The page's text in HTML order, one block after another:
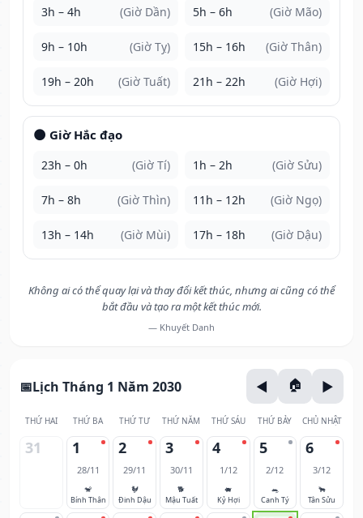
3h – 4h (Giờ Dần) 5h – 6h (Giờ Mão)
9h – 10h (Giờ Tỵ) 15h – 16h (Giờ Thân)
19h – 20h (Giờ Tuất) 21h – 22h (Giờ Hợi)
🌑 Giờ Hắc đạo
23h – 0h (Giờ Tí) 1h – 2h (Giờ Sửu)
7h – 8h (Giờ Thìn) 11h – 12h (Giờ Ngọ)
13h – 14h (Giờ Mùi) 17h – 18h (Giờ Dậu)
Không ai có thể quay lại và thay đổi kết thúc, nhưng ai cũng có thể
bắt đầu và tạo ra một kết thúc mới.
— Khuyết Danh
Lịch Tháng 1 Năm 2030
THỨ HAI THỨ BA THỨ TƯ THỨ NĂM THỨ SÁU THỨ BẢY CHỦ NHẬT
31 1
28/11
🐒
Bính Thân
2
29/11
🐓
Đinh Dậu
3
30/11
🐕
Mậu Tuất
4
1/12
🐖
Kỷ Hợi
5
2/12
🐀
Canh Tý
6
3/12
🐂
Tân Sửu